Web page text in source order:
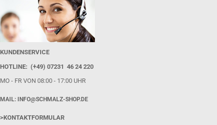
KUNDENSERVICE
HOTLINE: (+49) 07231 46 24 220
MO - FR VON 08:00 - 17:00 UHR
MAIL: INFO@SCHMALZ-SHOP.DE
>KONTAKTFORMULAR